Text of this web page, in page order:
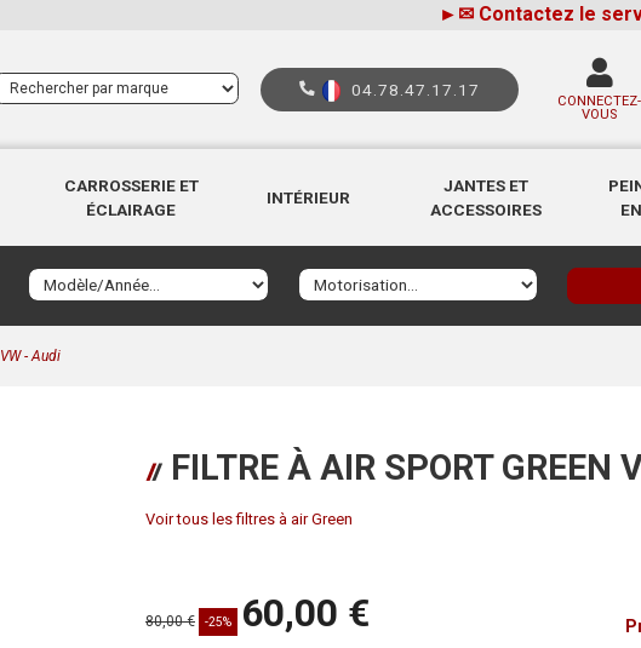
► ✉ Contactez le
04.78.47.17.17
CONNECTEZ-
VOUS
CARROSSERIE ET
ÉCLAIRAGE
INTÉRIEUR
JANTES ET
ACCESSOIRES
- Audi
FILTRE À AIR SPORT GREEN
Voir tous les filtres à air Green
80,00 € -25% 60,00 €